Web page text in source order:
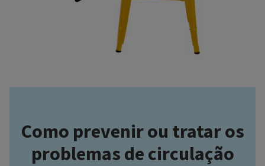
Como prevenir ou tratar os
problemas de circulação